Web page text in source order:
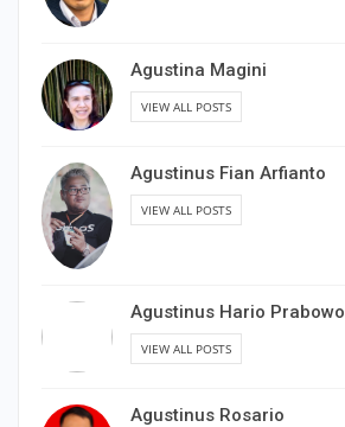
Agustina Magini
VIEW ALL POSTS
Agustinus Fian Arfianto
VIEW ALL POSTS
Agustinus Hario Prabowo
VIEW ALL POSTS
Agustinus Rosario